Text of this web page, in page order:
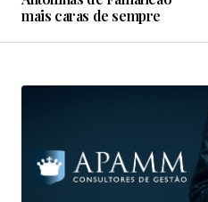
mais caras de sempre